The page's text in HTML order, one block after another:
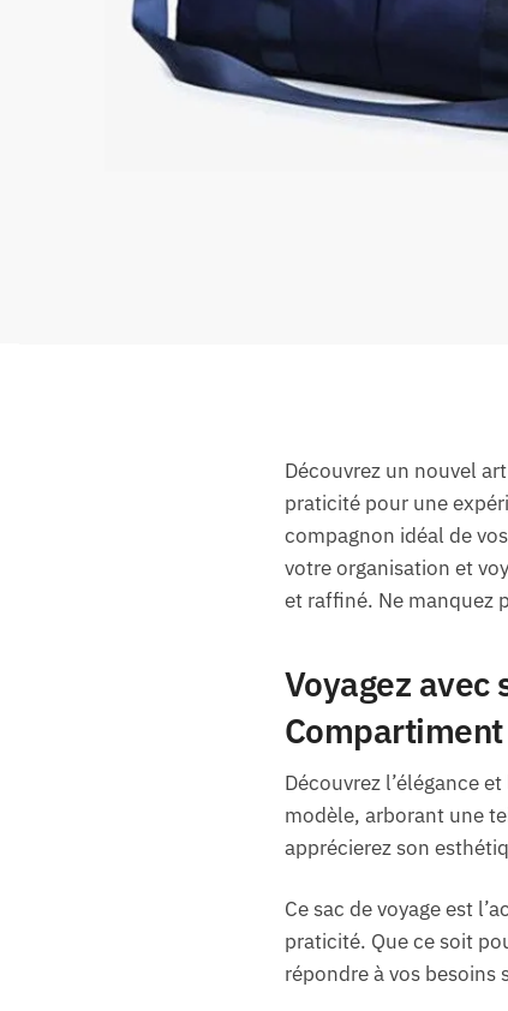
Découvrez un nouvel
praticité pour une
compagnon idéal de
votre organisation et
et raffiné. Ne manquez
Voyagez avec
Découvrez l’élégance
modèle, arborant une
apprécierez son
Ce sac de voyage est
praticité. Que ce soit
répondre à vos